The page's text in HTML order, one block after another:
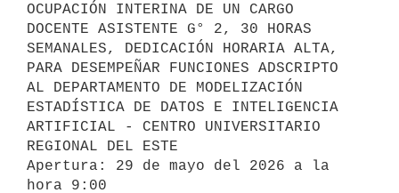
OCUPACIÓN INTERINA DE UN CARGO
DOCENTE ASISTENTE G° 2, 30 HORAS
SEMANALES, DEDICACIÓN HORARIA ALTA,
PARA DESEMPEÑAR FUNCIONES ADSCRIPTO
AL DEPARTAMENTO DE MODELIZACIÓN
ESTADÍSTICA DE DATOS E INTELIGENCIA
ARTIFICIAL - CENTRO UNIVERSITARIO
REGIONAL DEL ESTE
Apertura: 29 de mayo del 2026 a la
hora 9:00